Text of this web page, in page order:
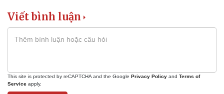
Thông tin doanh nghiệp
Doanh nghiệp 24h
Sành điệu
Viết bình luận
This site is protected by reCAPTCHA and the Google Privacy Policy and Terms of
Service apply.